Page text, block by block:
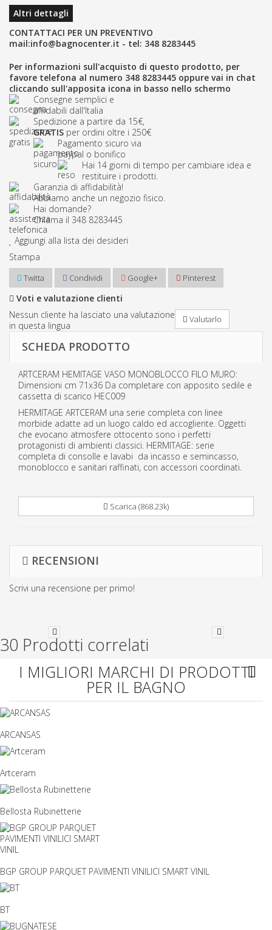
Altri dettagli
CONTATTACI PER UN PREVENTIVO
mail:info@bagnocenter.it - tel: 348 8283445
Per informazioni sull'acquisto di questo prodotto, per
favore telefona al numero 348 8283445 oppure vai in chat
cliccando sull'apposita icona in basso nello schermo
Consegne semplici e
affidabili dall'Italia
Spedizione a partire da 15€,
GRATIS per ordini oltre i 250€
Pagamento sicuro via
paypal o bonifico
Hai 14 giorni di tempo per cambiare idea e
restituire i prodotti.
Garanzia di affidabilità!
Abbiamo anche un negozio fisico.
Hai domande?
Chiama il 348 8283445
Aggiungi alla lista dei desideri
Stampa
Twitta Condividi Google+ Pinterest
Voti e valutazione clienti
Nessun cliente ha lasciato una valutazione
in questa lingua
Valutarlo
SCHEDA PRODOTTO
ARTCERAM HEMITAGE VASO MONOBLOCCO FILO MURO:
Dimensioni cm 71x36 Da completare con apposito sedile e
cassetta di scarico HEC009
HERMITAGE ARTCERAM una serie completa con linee
morbide adatte ad un luogo caldo ed accogliente. Oggetti
che evocano atmosfere ottocento sono i perfetti
protagonisti di ambienti classici. HERMITAGE: serie
completa di consolle e lavabi da incasso e semincasso,
monoblocco e sanitari raffinati, con accessori coordinati.
Scarica (868.23k)
RECENSIONI
Scrivi una recensione per primo!
30 Prodotti correlati
I MIGLIORI MARCHI DI PRODOTTI
PER IL BAGNO
ARCANSAS
Artceram
Bellosta Rubinetterie
BGP GROUP PARQUET PAVIMENTI VINILICI SMART VINIL
BT